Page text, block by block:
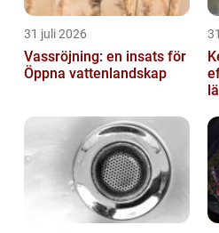
31 juli 2026
Vassröjning: en insats för
Öppna vattenlandskap